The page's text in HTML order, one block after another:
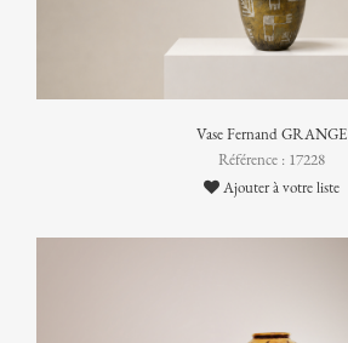
Vase Fernand GRANGE
Référence : 17228
Ajouter à votre liste